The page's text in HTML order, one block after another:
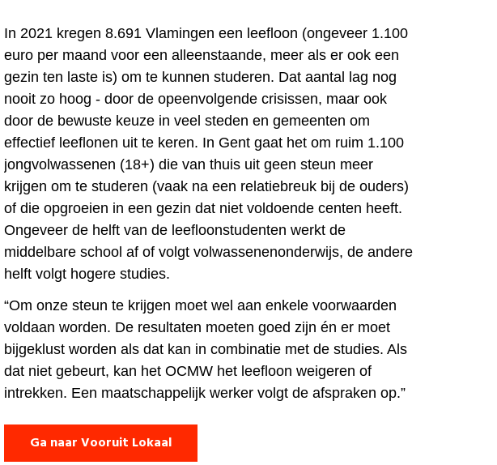
In 2021 kregen 8.691 Vlamingen een leefloon (ongeveer 1.100
euro per maand voor een alleenstaande, meer als er ook een
gezin ten laste is) om te kunnen studeren. Dat aantal lag nog
nooit zo hoog - door de opeenvolgende crisissen, maar ook
door de bewuste keuze in veel steden en gemeenten om
effectief leeflonen uit te keren. In Gent gaat het om ruim 1.100
jongvolwassenen (18+) die van thuis uit geen steun meer
krijgen om te studeren (vaak na een relatiebreuk bij de ouders)
of die opgroeien in een gezin dat niet voldoende centen heeft.
Ongeveer de helft van de leefloonstudenten werkt de
middelbare school af of volgt volwassenenonderwijs, de andere
helft volgt hogere studies.
“Om onze steun te krijgen moet wel aan enkele voorwaarden
voldaan worden. De resultaten moeten goed zijn én er moet
bijgeklust worden als dat kan in combinatie met de studies. Als
dat niet gebeurt, kan het OCMW het leefloon weigeren of
intrekken. Een maatschappelijk werker volgt de afspraken op.”
Ga naar Vooruit Lokaal